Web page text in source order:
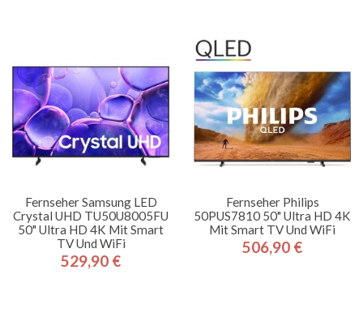
Fernseher Samsung LED
Crystal UHD TU50U8005FU
50" Ultra HD 4K Mit Smart
TV Und WiFi
Preis
529,90 €
Fernseher Philips
50PUS7810 50" Ultra HD 4K
Mit Smart TV Und WiFi
Preis
506,90 €